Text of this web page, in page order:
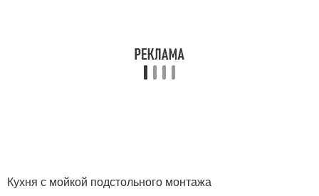
Кухня с мойкой подстольного монтажа